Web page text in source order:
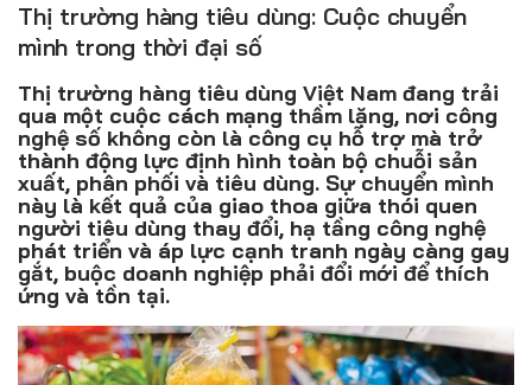
Thị trường
Đồ uống
Pháp luật
Khoa giáo
Multimedia
Thị trường hàng tiêu dùng: Cuộc chuyển
mình trong thời đại số
Thị trường hàng tiêu dùng Việt Nam đang trải
qua một cuộc cách mạng thầm lặng, nơi công
nghệ số không còn là công cụ hỗ trợ mà trở
thành động lực định hình toàn bộ chuỗi sản
xuất, phân phối và tiêu dùng. Sự chuyển mình
này là kết quả của giao thoa giữa thói quen
người tiêu dùng thay đổi, hạ tầng công nghệ
phát triển và áp lực cạnh tranh ngày càng gay
gắt, buộc doanh nghiệp phải đổi mới để thích
ứng và tồn tại.